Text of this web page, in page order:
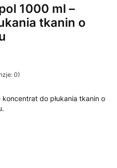
1000 ml –
tkanin o
0)
Opinie
do płukania tkanin o